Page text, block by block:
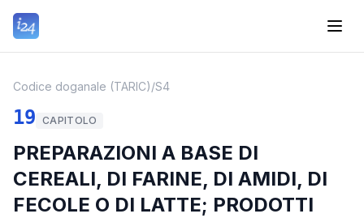
Codice doganale (TARIC)/S4
19 CAPITOLO
PREPARAZIONI A BASE DI
CEREALI, DI FARINE, DI AMIDI, DI
FECOLE O DI LATTE; PRODOTTI